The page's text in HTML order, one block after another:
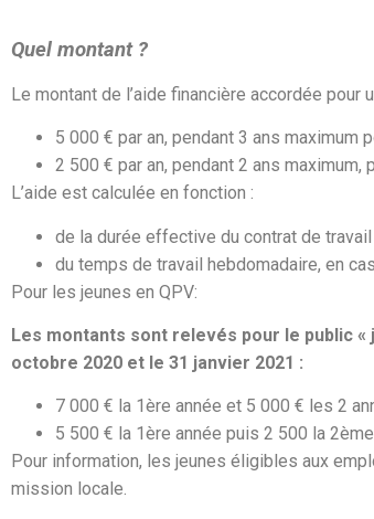
Quel montant ?
Le montant de l’aide financière accordée
5 000 € par an, pendant 3 ans maximum
2 500 € par an, pendant 2 ans maximum,
L’aide est calculée en fonction :
de la durée effective du contrat de
du temps de travail hebdomadaire, en
Pour les jeunes en QPV:
Les montants sont relevés pour le public
octobre 2020 et le 31 janvier 2021 :
7 000 € la 1ère année et 5 000 € les 2
5 500 € la 1ère année puis 2 500 la
Pour information, les jeunes éligibles aux
mission locale.